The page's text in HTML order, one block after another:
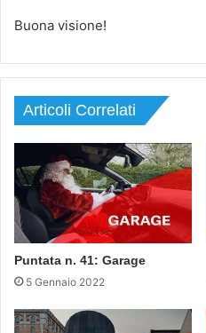
Buona visione!
Articoli Correlati
Puntata n. 41: Garage
5 Gennaio 2022